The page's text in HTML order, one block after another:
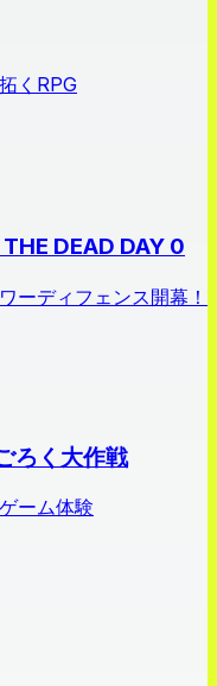
くRPG
DEAD DAY 0
ーディフェンス開幕！
ろく大作戦
ーム体験